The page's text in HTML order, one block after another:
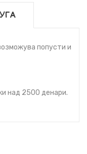
попусти и
над 2500 денари.